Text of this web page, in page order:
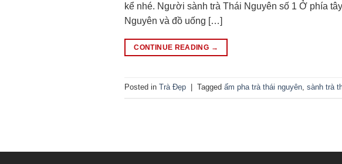
kể nhé. Người sành trà Thái Nguyên số 1 Ở phía
Nguyên và đồ uống […]
CONTINUE READING →
Posted in Trà Đẹp Tagged ấm pha trà thái nguyên, sành trà